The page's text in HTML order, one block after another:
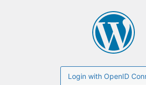
Login with OpenID